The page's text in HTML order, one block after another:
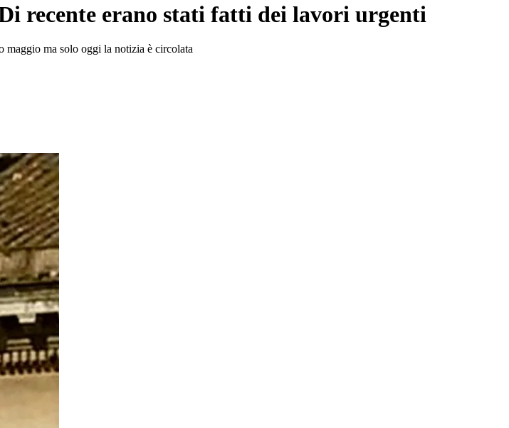
recente erano stati fatti dei lavori urgenti
maggio ma solo oggi la notizia è circolata